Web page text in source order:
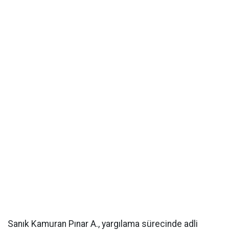
Sanık Kamuran Pınar A., yargılama sürecinde adli